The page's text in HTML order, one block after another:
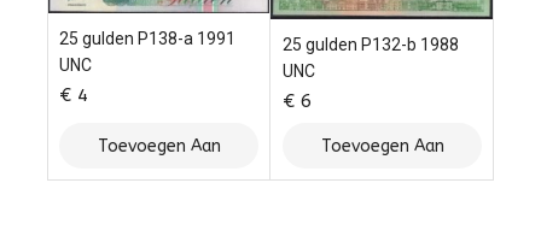
25 gulden P138-a 1991
UNC
€ 4
Toevoegen Aan
Winkelwagen
25 gulden P132-b 1988
UNC
€ 6
Toevoegen Aan
Winkelwagen